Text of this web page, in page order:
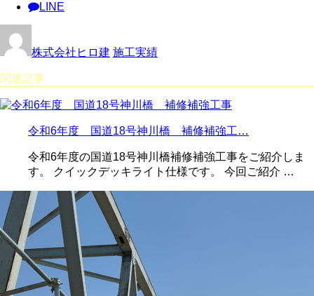
LINE
株式会社ヒロ建 施工実績
関連記事
令和6年度 国道18号神川橋 補修補強工…
令和6年度の国道18号神川橋補修補強工事をご紹介しま
す。 クイックデッキライト仕様です。 今回ご紹介 …